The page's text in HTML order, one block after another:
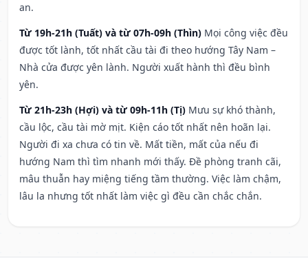
an.
Từ 19h-21h (Tuất) và từ 07h-09h (Thìn) Mọi công việc đều
được tốt lành, tốt nhất cầu tài đi theo hướng Tây Nam –
Nhà cửa được yên lành. Người xuất hành thì đều bình
yên.
Từ 21h-23h (Hợi) và từ 09h-11h (Tị) Mưu sự khó thành,
cầu lộc, cầu tài mờ mịt. Kiện cáo tốt nhất nên hoãn lại.
Người đi xa chưa có tin về. Mất tiền, mất của nếu đi
hướng Nam thì tìm nhanh mới thấy. Đề phòng tranh cãi,
mâu thuẫn hay miệng tiếng tầm thường. Việc làm chậm,
lâu la nhưng tốt nhất làm việc gì đều cần chắc chắn.